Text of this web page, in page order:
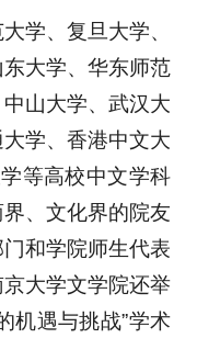
学、复旦大学、
大学、华东师范
山大学、武汉大
学、香港中文大
等高校中文学科
、文化界的院友
和学院师生代表
大学文学院还举
机遇与挑战”学术